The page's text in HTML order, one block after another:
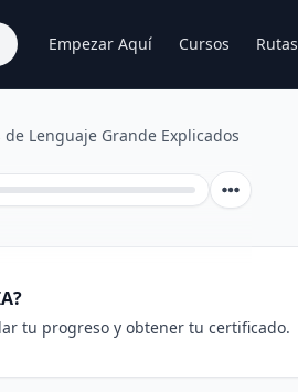
Empezar Aquí Cursos Rutas
de Lenguaje Grande Explicados
tu progreso y obtener tu certificado.